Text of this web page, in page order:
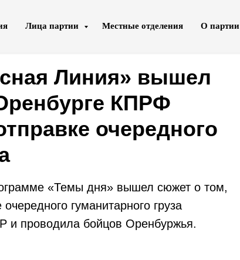
Лица партии Местные отделения О партии
Линия» вышел
КПРФ
очередного
«Темы дня» вышел сюжет о том,
гуманитарного груза
проводила бойцов Оренбуржья.